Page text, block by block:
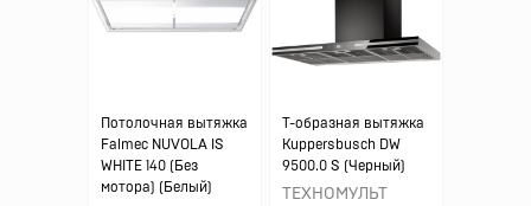
Потолочная вытяжка
Falmec NUVOLA IS
WHITE 140 (Без
мотора) (Белый)
Т-образная вытяжка
Kuppersbusch DW
9500.0 S (Черный)
ТЕХНОМУЛЬТ